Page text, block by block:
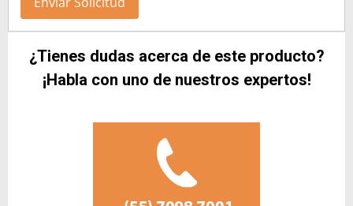
¿Tienes dudas acerca de este producto?
¡Habla con uno de nuestros expertos!